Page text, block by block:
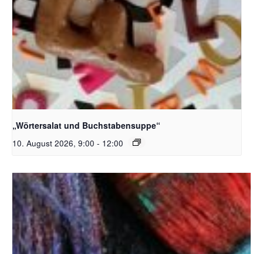
Bildquelle_ Pixabay Free_Christoph Meinersmann
„Wörtersalat und Buchstabensuppe“
10. August 2026, 9:00 - 12:00